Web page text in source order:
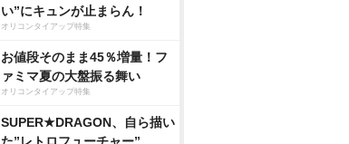
い”にキュンが止まらん！
オリコンタイアップ特集
お値段そのまま45％増量！フ
ァミマ夏の大盤振る舞い
オリコンタイアップ特集
SUPER★DRAGON、自ら描い